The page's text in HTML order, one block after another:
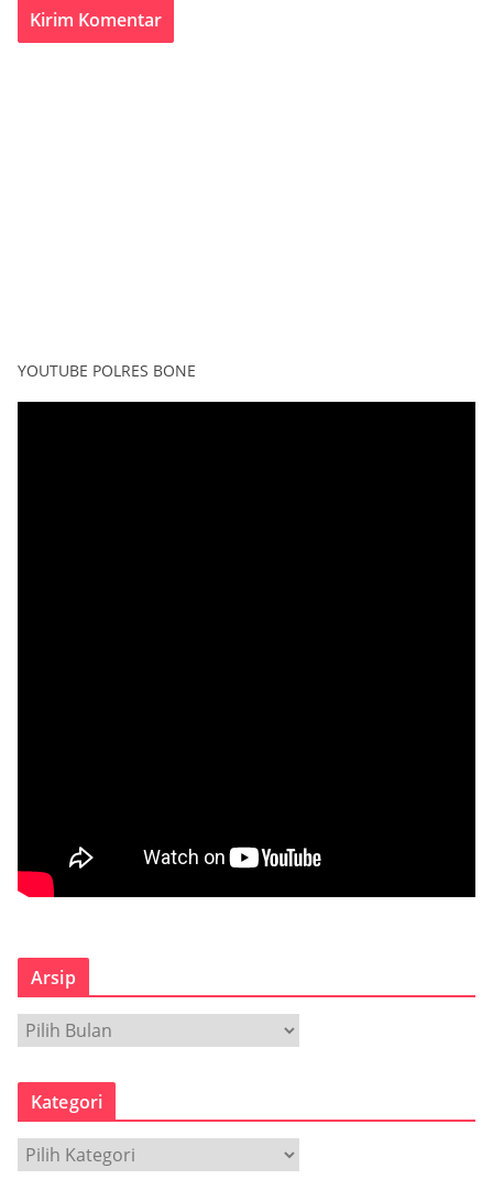
YOUTUBE POLRES BONE
Arsip
r
s
p
Kategori
a